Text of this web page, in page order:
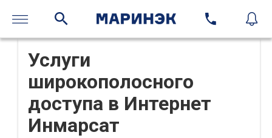
Услуги
широкополосного
доступа в Интернет
Инмарсат